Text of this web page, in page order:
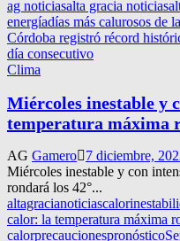
ag noticiasalta gracia noticias
energíadías más calurosos de
Córdoba registró récord
día consecutivo
Clima
Miércoles inestable y
temperatura máxima
AG Gamero 7 diciembre,
Miércoles inestable y con
rondará los 42°...
altagracianoticiascalor
calor: la temperatura máxima
calorprecaucionespronóstico